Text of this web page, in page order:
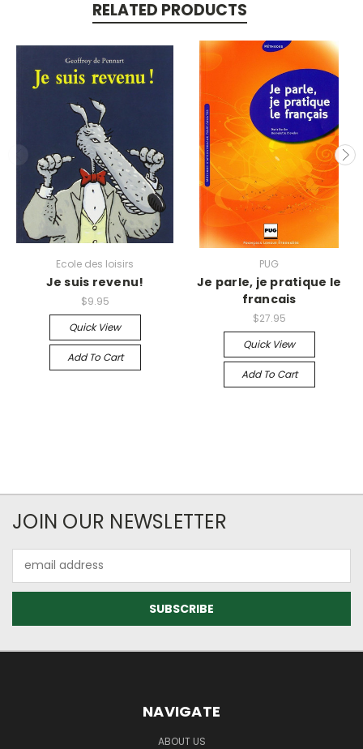
RELATED PRODUCTS
Ecole des loisirs
Je suis revenu!
$9.95
Quick View
Add To Cart
PUG
Je parle, je pratique le
francais
$27.95
Quick View
Add To Cart
JOIN OUR NEWSLETTER
Address
NAVIGATE
ABOUT US